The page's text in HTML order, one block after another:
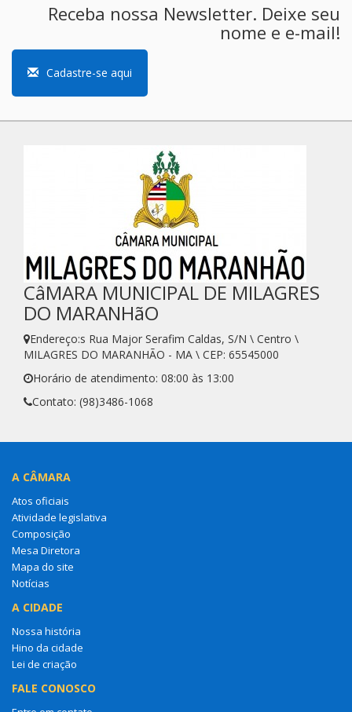
Receba nossa Newsletter. Deixe seu
nome e e-mail!
Cadastre-se aqui
CâMARA MUNICIPAL DE MILAGRES
DO MARANHãO
Endereço:s Rua Major Serafim Caldas, S/N \ Centro \
MILAGRES DO MARANHÃO - MA \ CEP: 65545000
Horário de atendimento: 08:00 às 13:00
Contato: (98)3486-1068
A CÂMARA
Atos oficiais
Atividade legislativa
Composição
Mesa Diretora
Mapa do site
Notícias
A CIDADE
Nossa história
Hino da cidade
Lei de criação
FALE CONOSCO